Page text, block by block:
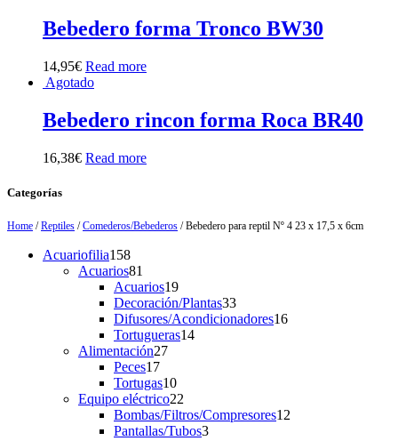
Bebedero forma Tronco BW30
14,95€ Read more
Agotado
Bebedero rincon forma Roca BR40
16,38€ Read more
Categorías
Home /Reptiles /Comederos/Bebederos / Bebedero para reptil Nº 4 23 x 17,5 x 6cm
Acuariofilia158158
products
Acuarios81
products
Acuarios1919
products
Decoración/Plantas3333
products
Difusores/Acondicionadores1616
Tortugueras1414
Alimentación2727
Peces1717
products
Tortugas1010
products
Equipo eléctrico22
products
Bombas/Filtros/Compresores12
Pantallas/Tubos33